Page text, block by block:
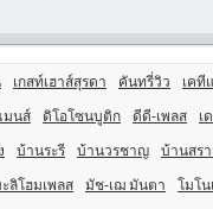
เกสท์เฮาส์สุรดา คันทรี่วิว เคที
มนส์ ดิโอโซนบูติก ดีดี-เพลส เ
บ้านระรี บ้านวรชาญ บ้านสร
ลิโฮมเพลส มัช-เฌ มันตา โมโน